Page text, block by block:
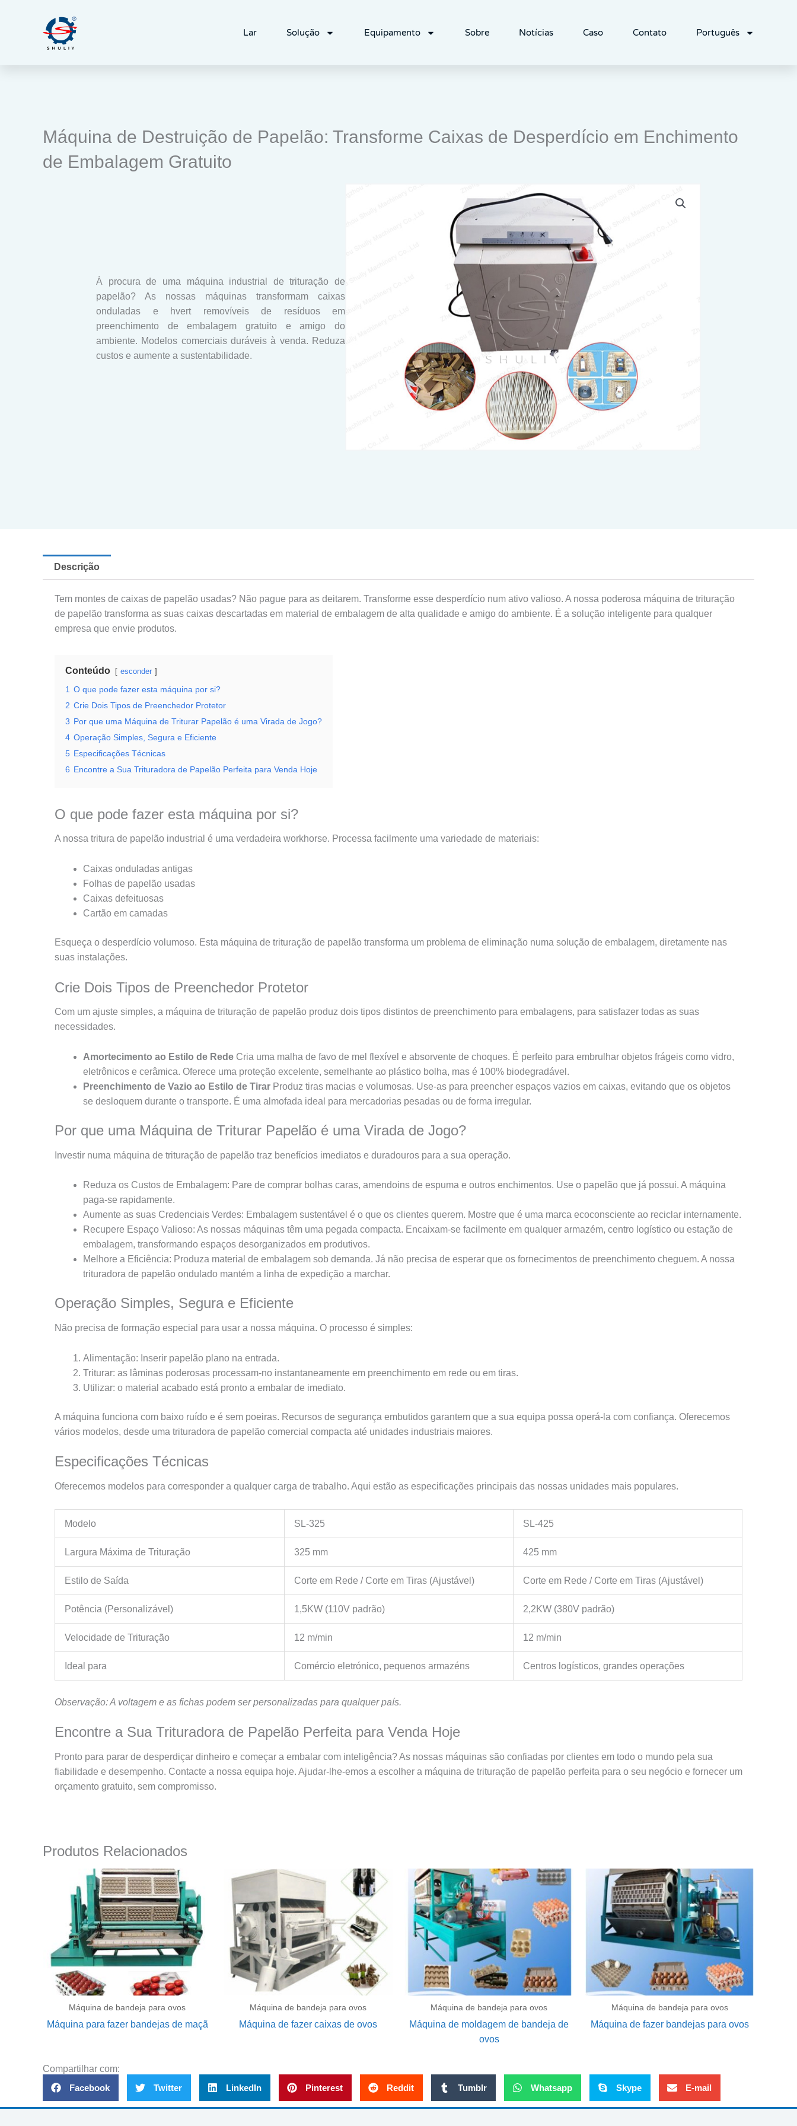
Lar Solução Equipamento Sobre Notícias Caso Contato Português
Máquina de Destruição de Papelão: Transforme Caixas de Desperdício em Enchimento
de Embalagem Gratuito
À procura de uma máquina industrial de trituração de
papelão? As nossas máquinas transformam caixas
onduladas e hvert removíveis de resíduos em
preenchimento de embalagem gratuito e amigo do
ambiente. Modelos comerciais duráveis à venda. Reduza
custos e aumente a sustentabilidade.
Descrição
Tem montes de caixas de papelão usadas? Não pague para as deitarem. Transforme esse desperdício num ativo valioso. A nossa poderosa máquina de trituração
de papelão transforma as suas caixas descartadas em material de embalagem de alta qualidade e amigo do ambiente. É a solução inteligente para qualquer
empresa que envie produtos.
Conteúdo esconder
1 O que pode fazer esta máquina por si?
2 Crie Dois Tipos de Preenchedor Protetor
3 Por que uma Máquina de Triturar Papelão é uma Virada de Jogo?
4 Operação Simples, Segura e Eficiente
5 Especificações Técnicas
6 Encontre a Sua Trituradora de Papelão Perfeita para Venda Hoje
O que pode fazer esta máquina por si?
A nossa tritura de papelão industrial é uma verdadeira workhorse. Processa facilmente uma variedade de materiais:
Caixas onduladas antigas
Folhas de papelão usadas
Caixas defeituosas
Cartão em camadas
Esqueça o desperdício volumoso. Esta máquina de trituração de papelão transforma um problema de eliminação numa solução de embalagem, diretamente nas
suas instalações.
Crie Dois Tipos de Preenchedor Protetor
Com um ajuste simples, a máquina de trituração de papelão produz dois tipos distintos de preenchimento para embalagens, para satisfazer todas as suas
necessidades.
Amortecimento ao Estilo de Rede Cria uma malha de favo de mel flexível e absorvente de choques. É perfeito para embrulhar objetos frágeis como vidro,
eletrônicos e cerâmica. Oferece uma proteção excelente, semelhante ao plástico bolha, mas é 100% biodegradável.
Preenchimento de Vazio ao Estilo de Tirar Produz tiras macias e volumosas. Use-as para preencher espaços vazios em caixas, evitando que os objetos
se desloquem durante o transporte. É uma almofada ideal para mercadorias pesadas ou de forma irregular.
Por que uma Máquina de Triturar Papelão é uma Virada de Jogo?
Investir numa máquina de trituração de papelão traz benefícios imediatos e duradouros para a sua operação.
Reduza os Custos de Embalagem: Pare de comprar bolhas caras, amendoins de espuma e outros enchimentos. Use o papelão que já possui. A máquina
paga-se rapidamente.
Aumente as suas Credenciais Verdes: Embalagem sustentável é o que os clientes querem. Mostre que é uma marca ecoconsciente ao reciclar internamente.
Recupere Espaço Valioso: As nossas máquinas têm uma pegada compacta. Encaixam-se facilmente em qualquer armazém, centro logístico ou estação de
embalagem, transformando espaços desorganizados em produtivos.
Melhore a Eficiência: Produza material de embalagem sob demanda. Já não precisa de esperar que os fornecimentos de preenchimento cheguem. A nossa
trituradora de papelão ondulado mantém a linha de expedição a marchar.
Operação Simples, Segura e Eficiente
Não precisa de formação especial para usar a nossa máquina. O processo é simples:
Alimentação: Inserir papelão plano na entrada.
Triturar: as lâminas poderosas processam-no instantaneamente em preenchimento em rede ou em tiras.
Utilizar: o material acabado está pronto a embalar de imediato.
A máquina funciona com baixo ruído e é sem poeiras. Recursos de segurança embutidos garantem que a sua equipa possa operá-la com confiança. Oferecemos
vários modelos, desde uma trituradora de papelão comercial compacta até unidades industriais maiores.
Especificações Técnicas
Oferecemos modelos para corresponder a qualquer carga de trabalho. Aqui estão as especificações principais das nossas unidades mais populares.
Modelo SL-325 SL-425
Largura Máxima de Trituração 325 mm 425 mm
Estilo de Saída Corte em Rede / Corte em Tiras (Ajustável) Corte em Rede / Corte em Tiras (Ajustável)
Potência (Personalizável) 1,5KW (110V padrão) 2,2KW (380V padrão)
Velocidade de Trituração 12 m/min 12 m/min
Ideal para Comércio eletrónico, pequenos armazéns Centros logísticos, grandes operações
Observação: A voltagem e as fichas podem ser personalizadas para qualquer país.
Encontre a Sua Trituradora de Papelão Perfeita para Venda Hoje
Pronto para parar de desperdiçar dinheiro e começar a embalar com inteligência? As nossas máquinas são confiadas por clientes em todo o mundo pela sua
fiabilidade e desempenho. Contacte a nossa equipa hoje. Ajudar‑lhe‑emos a escolher a máquina de trituração de papelão perfeita para o seu negócio e fornecer um
orçamento gratuito, sem compromisso.
Produtos Relacionados
Máquina de bandeja para ovos
Máquina para fazer bandejas de maçã
Máquina de bandeja para ovos
Máquina de fazer caixas de ovos
Máquina de bandeja para ovos
Máquina de moldagem de bandeja de
ovos
Máquina de bandeja para ovos
Máquina de fazer bandejas para ovos
Compartilhar com:
Facebook
Twitter LinkedIn Pinterest Reddit Tumblr Whatsapp Skype E-mail